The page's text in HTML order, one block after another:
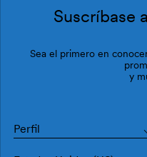
Suscríbase
Sea el primero en
y
Perfil